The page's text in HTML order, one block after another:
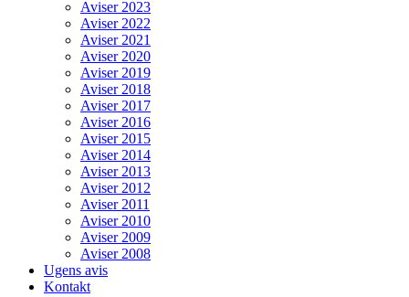
Aviser 2023
Aviser 2022
Aviser 2021
Aviser 2020
Aviser 2019
Aviser 2018
Aviser 2017
Aviser 2016
Aviser 2015
Aviser 2014
Aviser 2013
Aviser 2012
Aviser 2011
Aviser 2010
Aviser 2009
Aviser 2008
Ugens avis
Kontakt